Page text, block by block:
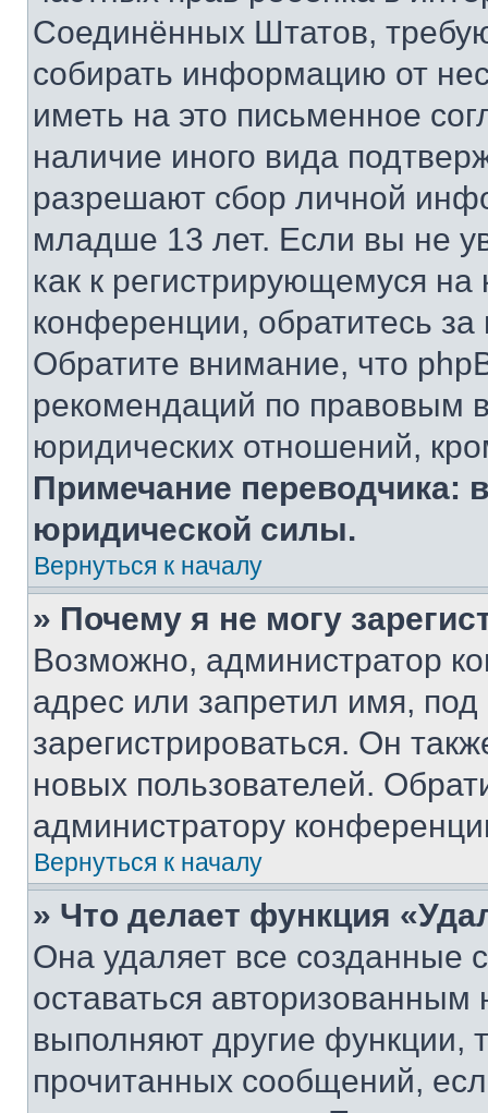
Соединённых Штатов,
собирать информацию от
иметь на это письменное
наличие иного вида
разрешают сбор личной
младше 13 лет. Если вы не
как к регистрирующемуся
конференции, обратитесь
Обратите внимание, что
рекомендаций по правовым
юридических отношений,
Примечание переводчика:
юридической силы.
Вернуться к началу
» Почему я не могу
Возможно, администратор
адрес или запретил имя,
зарегистрироваться. Он
новых пользователей.
администратору
Вернуться к началу
» Что делает функция
Она удаляет все созданные
оставаться
выполняют другие функции,
прочитанных сообщений,